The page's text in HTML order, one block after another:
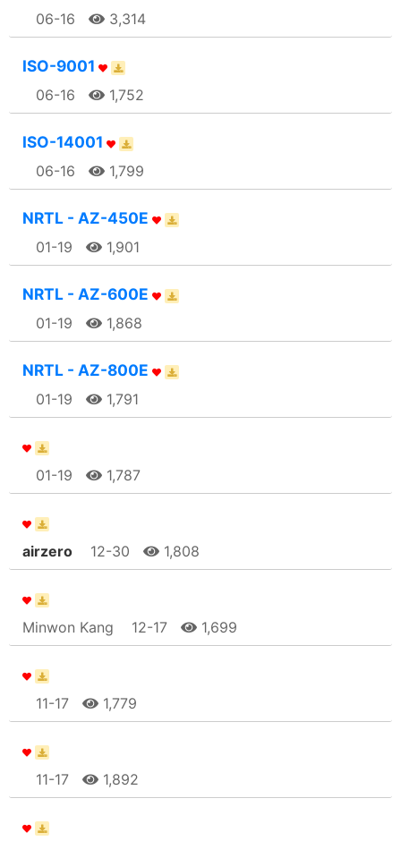
06-16 3,314
ISO-9001
06-16 1,752
ISO-14001
06-16 1,799
NRTL - AZ-450E
01-19 1,901
NRTL - AZ-600E
01-19 1,868
NRTL - AZ-800E
01-19 1,791
01-19 1,787
airzero 12-30 1,808
Minwon Kang 12-17 1,699
11-17 1,779
11-17 1,892